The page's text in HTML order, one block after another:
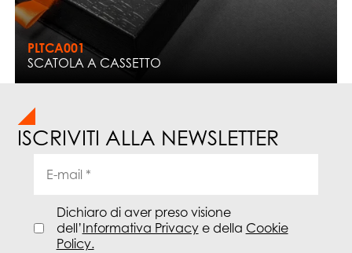
PLTCA001
SCATOLA A CASSETTO
ISCRIVITI ALLA NEWSLETTER
Dichiaro di aver preso visione
dell’Informativa Privacye della Cookie
Policy.